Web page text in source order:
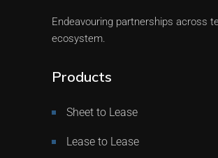
Endeavouring partnerships across
ecosystem.
Products
Sheet to Lease
Lease to Lease